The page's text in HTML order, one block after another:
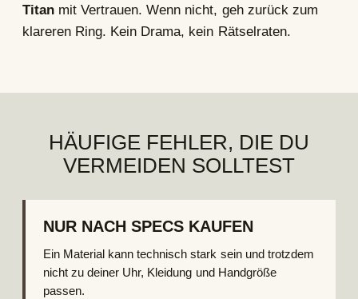
Titan mit Vertrauen. Wenn nicht, geh zurück zum
klareren Ring. Kein Drama, kein Rätselraten.
HÄUFIGE FEHLER, DIE DU
VERMEIDEN SOLLTEST
NUR NACH SPECS KAUFEN
Ein Material kann technisch stark sein und trotzdem
nicht zu deiner Uhr, Kleidung und Handgröße
passen.